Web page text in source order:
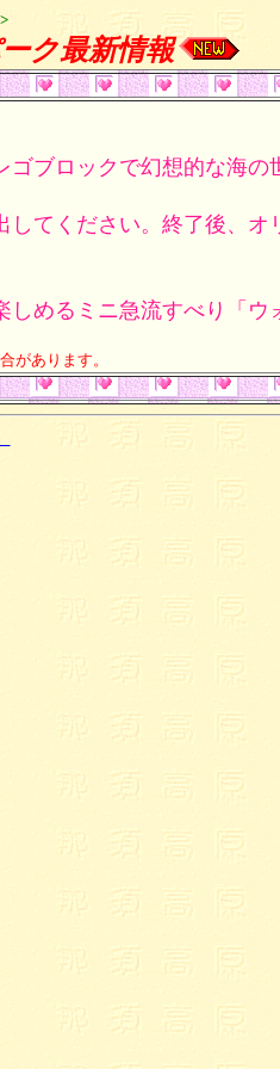
ク最新情報
ブロックで幻想的な海の
てください。終了後、オ
めるミニ急流すべり「ウ
があります。